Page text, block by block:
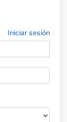
Iniciar sesión